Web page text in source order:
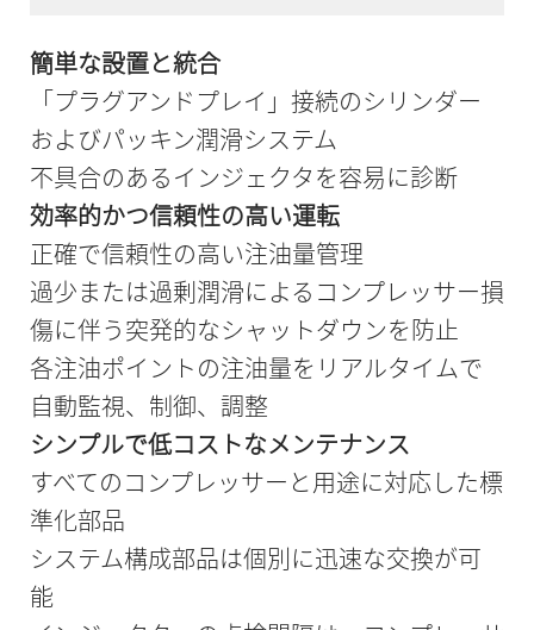
簡単な設置と統合
「プラグアンドプレイ」接続のシリンダー
およびパッキン潤滑システム
不具合のあるインジェクタを容易に診断
効率的かつ信頼性の高い運転
正確で信頼性の高い注油量管理
過少または過剰潤滑によるコンプレッサー損
傷に伴う突発的なシャットダウンを防止
各注油ポイントの注油量をリアルタイムで
自動監視、制御、調整
シンプルで低コストなメンテナンス
すべてのコンプレッサーと用途に対応した標
準化部品
システム構成部品は個別に迅速な交換が可
能